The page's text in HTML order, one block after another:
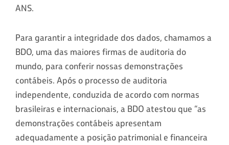
ANS.
Para garantir a integridade dos dados, chamamos a
BDO, uma das maiores firmas de auditoria do
mundo, para conferir nossas demonstrações
contábeis. Após o processo de auditoria
independente, conduzida de acordo com normas
brasileiras e internacionais, a BDO atestou que “as
demonstrações contábeis apresentam
adequadamente a posição patrimonial e financeira